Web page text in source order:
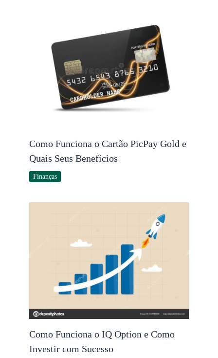
Como Funciona o Cartão PicPay Gold e
Quais Seus Benefícios
Finanças
Como Funciona o IQ Option e Como
Investir com Sucesso